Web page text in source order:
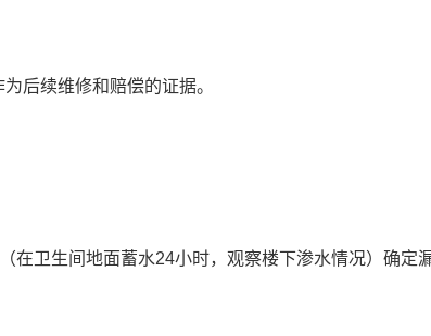
后续维修和赔偿的证据。
在卫生间地面蓄水24小时，观察楼下渗水情况）确定